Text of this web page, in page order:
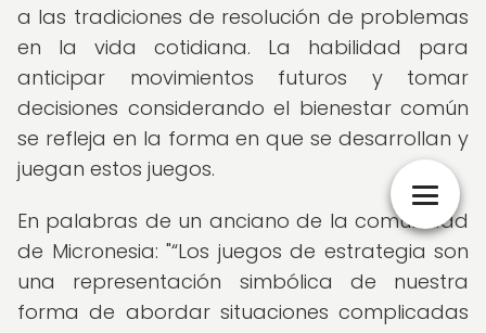
a las tradiciones de resolución de problemas
en la vida cotidiana. La habilidad para
anticipar movimientos futuros y tomar
decisiones considerando el bienestar común
se refleja en la forma en que se desarrollan y
juegan estos juegos.
En palabras de un anciano de la comunidad
de Micronesia: " Los juegos de estrategia son
una representación simbólica de nuestra
forma de abordar situaciones complicadas